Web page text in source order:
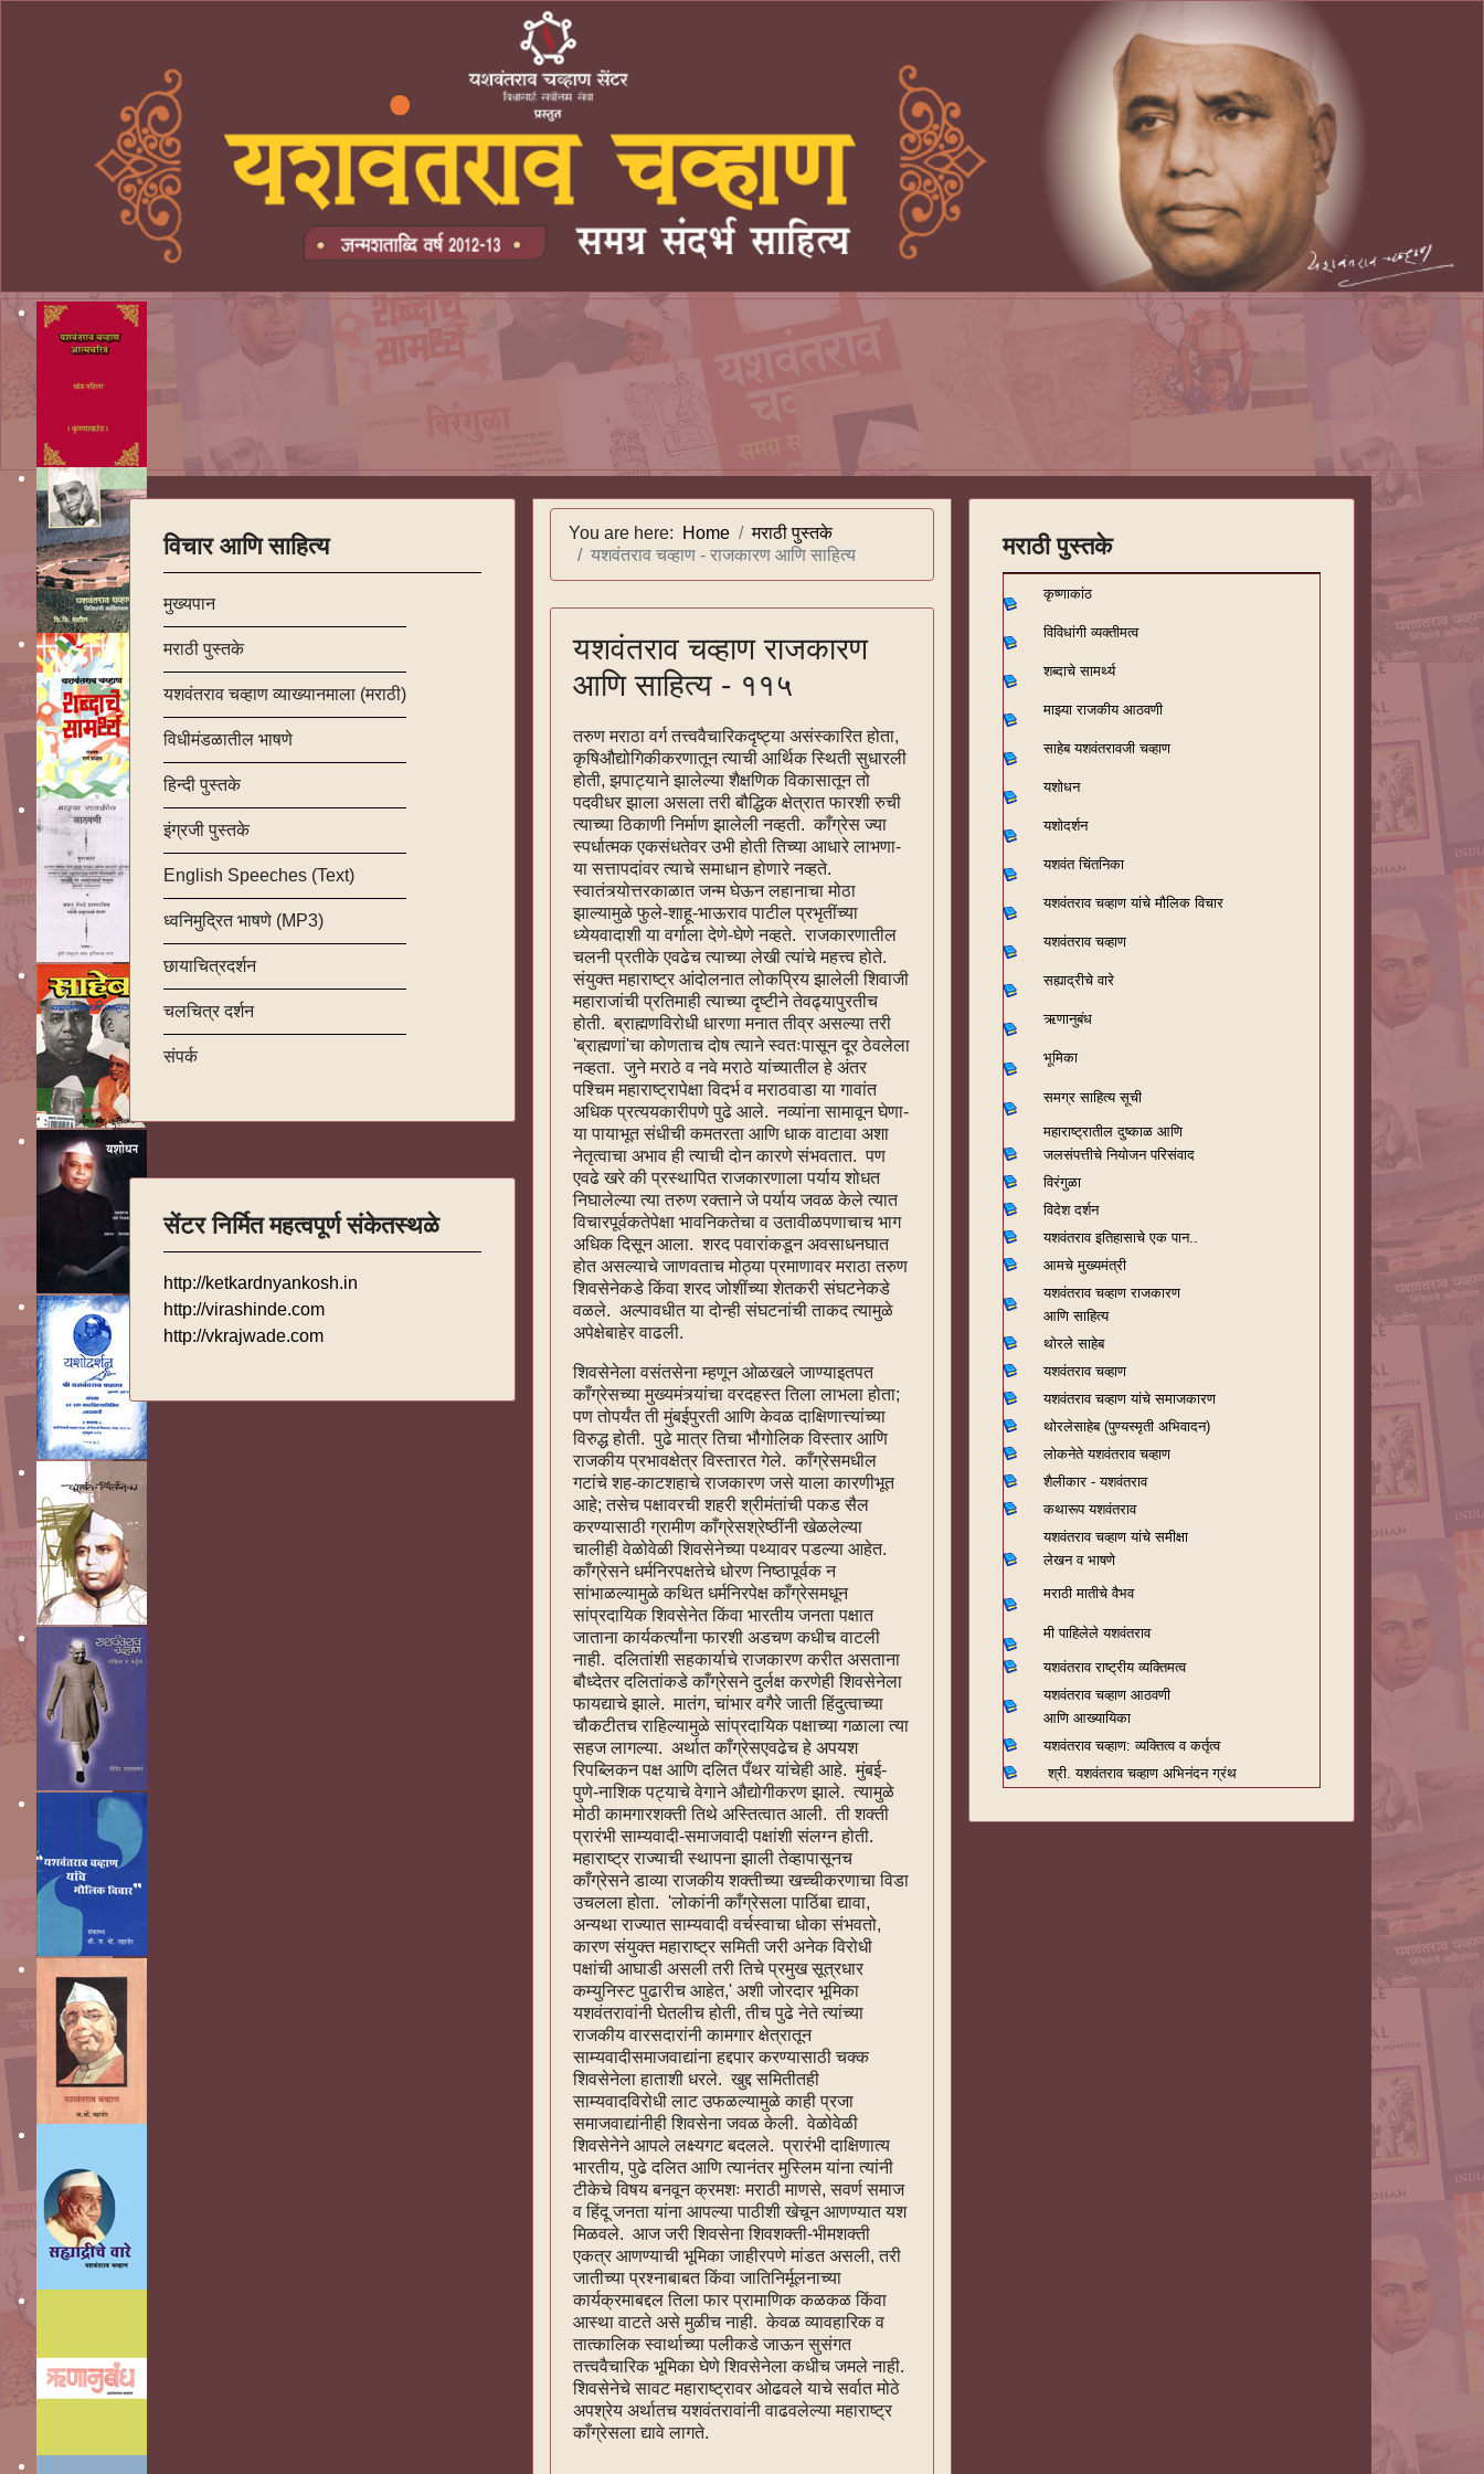
विचार आणि साहित्य
मुख्यपान
मराठी पुस्तके
यशवंतराव चव्हाण व्याख्यानमाला (मराठी)
विधीमंडळातील भाषणे
हिन्दी पुस्तके
इंग्रजी पुस्तके
English Speeches (Text)
ध्वनिमुद्रित भाषणे (MP3)
छायाचित्रदर्शन
चलचित्र दर्शन
संपर्क
सेंटर निर्मित महत्वपूर्ण संकेतस्थळे
http://ketkardnyankosh.in
http://virashinde.com
http://vkrajwade.com
You are here: Home
मराठी पुस्तके
यशवंतराव चव्हाण - राजकारण आणि साहित्य
यशवंतराव चव्हाण राजकारण
आणि साहित्य - ११५
तरुण मराठा वर्ग तत्त्ववैचारिकदृष्ट्या असंस्कारित होता,
कृषिऔद्योगिकीकरणातून त्याची आर्थिक स्थिती सुधारली
होती, झपाट्याने झालेल्या शैक्षणिक विकासातून तो
पदवीधर झाला असला तरी बौद्धिक क्षेत्रात फारशी रुची
त्याच्या ठिकाणी निर्माण झालेली नव्हती. काँग्रेस ज्या
स्पर्धात्मक एकसंधतेवर उभी होती तिच्या आधारे लाभणा-
या सत्तापदांवर त्याचे समाधान होणारे नव्हते.
स्वातंत्र्योत्तरकाळात जन्म घेऊन लहानाचा मोठा
झाल्यामुळे फुले-शाहू-भाऊराव पाटील प्रभृतींच्या
ध्येयवादाशी या वर्गाला देणे-घेणे नव्हते. राजकारणातील
चलनी प्रतीके एवढेच त्याच्या लेखी त्यांचे महत्त्व होते.
संयुक्त महाराष्ट्र आंदोलनात लोकप्रिय झालेली शिवाजी
महाराजांची प्रतिमाही त्याच्या दृष्टीने तेवढ्यापुरतीच
होती. ब्राह्मणविरोधी धारणा मनात तीव्र असल्या तरी
'ब्राह्मणां'चा कोणताच दोष त्याने स्वतःपासून दूर ठेवलेला
नव्हता. जुने मराठे व नवे मराठे यांच्यातील हे अंतर
पश्चिम महाराष्ट्रापेक्षा विदर्भ व मराठवाडा या गावांत
अधिक प्रत्ययकारीपणे पुढे आले. नव्यांना सामावून घेणा-
या पायाभूत संधीची कमतरता आणि धाक वाटावा अशा
नेतृत्वाचा अभाव ही त्याची दोन कारणे संभवतात. पण
एवढे खरे की प्रस्थापित राजकारणाला पर्याय शोधत
निघालेल्या त्या तरुण रक्ताने जे पर्याय जवळ केले त्यात
विचारपूर्वकतेपेक्षा भावनिकतेचा व उतावीळपणाचाच भाग
अधिक दिसून आला. शरद पवारांकडून अवसाधनघात
होत असल्याचे जाणवताच मोठ्या प्रमाणावर मराठा तरुण
शिवसेनेकडे किंवा शरद जोशींच्या शेतकरी संघटनेकडे
वळले. अल्पावधीत या दोन्ही संघटनांची ताकद त्यामुळे
अपेक्षेबाहेर वाढली.
शिवसेनेला वसंतसेना म्हणून ओळखले जाण्याइतपत
काँग्रेसच्या मुख्यमंत्र्यांचा वरदहस्त तिला लाभला होता;
पण तोपर्यंत ती मुंबईपुरती आणि केवळ दाक्षिणात्त्यांच्या
विरुद्ध होती. पुढे मात्र तिचा भौगोलिक विस्तार आणि
राजकीय प्रभावक्षेत्र विस्तारत गेले. काँग्रेसमधील
गटांचे शह-काटशहाचे राजकारण जसे याला कारणीभूत
आहे; तसेच पक्षावरची शहरी श्रीमंतांची पकड सैल
करण्यासाठी ग्रामीण काँग्रेसश्रेष्ठींनी खेळलेल्या
चालीही वेळोवेळी शिवसेनेच्या पथ्यावर पडल्या आहेत.
काँग्रेसने धर्मनिरपक्षतेचे धोरण निष्ठापूर्वक न
सांभाळल्यामुळे कथित धर्मनिरपेक्ष काँग्रेसमधून
सांप्रदायिक शिवसेनेत किंवा भारतीय जनता पक्षात
जाताना कार्यकर्त्यांना फारशी अडचण कधीच वाटली
नाही. दलितांशी सहकार्याचे राजकारण करीत असताना
बौध्देतर दलितांकडे काँग्रेसने दुर्लक्ष करणेही शिवसेनेला
फायद्याचे झाले. मातंग, चांभार वगैरे जाती हिंदुत्वाच्या
चौकटीतच राहिल्यामुळे सांप्रदायिक पक्षाच्या गळाला त्या
सहज लागल्या. अर्थात काँग्रेसएवढेच हे अपयश
रिपब्लिकन पक्ष आणि दलित पँथर यांचेही आहे. मुंबई-
पुणे-नाशिक पट्याचे वेगाने औद्योगीकरण झाले. त्यामुळे
मोठी कामगारशक्ती तिथे अस्तित्वात आली. ती शक्ती
प्रारंभी साम्यवादी-समाजवादी पक्षांशी संलग्न होती.
महाराष्ट्र राज्याची स्थापना झाली तेव्हापासूनच
काँग्रेसने डाव्या राजकीय शक्तीच्या खच्चीकरणाचा विडा
उचलला होता. 'लोकांनी काँग्रेसला पाठिंबा द्यावा,
अन्यथा राज्यात साम्यवादी वर्चस्वाचा धोका संभवतो,
कारण संयुक्त महाराष्ट्र समिती जरी अनेक विरोधी
पक्षांची आघाडी असली तरी तिचे प्रमुख सूत्रधार
कम्युनिस्ट पुढारीच आहेत,' अशी जोरदार भूमिका
यशवंतरावांनी घेतलीच होती, तीच पुढे नेते त्यांच्या
राजकीय वारसदारांनी कामगार क्षेत्रातून
साम्यवादीसमाजवाद्यांना हद्दपार करण्यासाठी चक्क
शिवसेनेला हाताशी धरले. खुद्द समितीतही
साम्यवादविरोधी लाट उफळल्यामुळे काही प्रजा
समाजवाद्यांनीही शिवसेना जवळ केली. वेळोवेळी
शिवसेनेने आपले लक्ष्यगट बदलले. प्रारंभी दाक्षिणात्य
भारतीय, पुढे दलित आणि त्यानंतर मुस्लिम यांना त्यांनी
टीकेचे विषय बनवून क्रमशः मराठी माणसे, सवर्ण समाज
व हिंदू जनता यांना आपल्या पाठीशी खेचून आणण्यात यश
मिळवले. आज जरी शिवसेना शिवशक्ती-भीमशक्ती
एकत्र आणण्याची भूमिका जाहीरपणे मांडत असली, तरी
जातीच्या प्रश्नाबाबत किंवा जातिनिर्मूलनाच्या
कार्यक्रमाबद्दल तिला फार प्रामाणिक कळकळ किंवा
आस्था वाटते असे मुळीच नाही. केवळ व्यावहारिक व
तात्कालिक स्वार्थाच्या पलीकडे जाऊन सुसंगत
तत्त्ववैचारिक भूमिका घेणे शिवसेनेला कधीच जमले नाही.
शिवसेनेचे सावट महाराष्ट्रावर ओढवले याचे सर्वात मोठे
अपश्रेय अर्थातच यशवंतरावांनी वाढवलेल्या महाराष्ट्र
काँग्रेसला द्यावे लागते.
मराठी पुस्तके
कृष्णाकांठ
विविधांगी व्यक्तीमत्व
शब्दाचे सामर्थ्य
माझ्या राजकीय आठवणी
साहेब यशवंतरावजी चव्हाण
यशोधन
यशोदर्शन
यशवंत चिंतनिका
यशवंतराव चव्हाण यांचे मौलिक विचार
यशवंतराव चव्हाण
सह्याद्रीचे वारे
ऋणानुबंध
भूमिका
समग्र साहित्य सूची
महाराष्ट्रातील दुष्काळ आणि
जलसंपत्तीचे नियोजन परिसंवाद
विरंगुळा
विदेश दर्शन
यशवंतराव इतिहासाचे एक पान..
आमचे मुख्यमंत्री
यशवंतराव चव्हाण राजकारण
आणि साहित्य
थोरले साहेब
यशवंतराव चव्हाण
यशवंतराव चव्हाण यांचे समाजकारण
थोरलेसाहेब (पुण्यस्मृती अभिवादन)
लोकनेते यशवंतराव चव्हाण
शैलीकार - यशवंतराव
कथारूप यशवंतराव
यशवंतराव चव्हाण यांचे समीक्षा
लेखन व भाषणे
मराठी मातीचे वैभव
मी पाहिलेले यशवंतराव
यशवंतराव राष्ट्रीय व्यक्तिमत्व
यशवंतराव चव्हाण आठवणी
आणि आख्यायिका
यशवंतराव चव्हाण: व्यक्तित्व व कर्तृत्व
श्री. यशवंतराव चव्हाण अभिनंदन ग्रंथ